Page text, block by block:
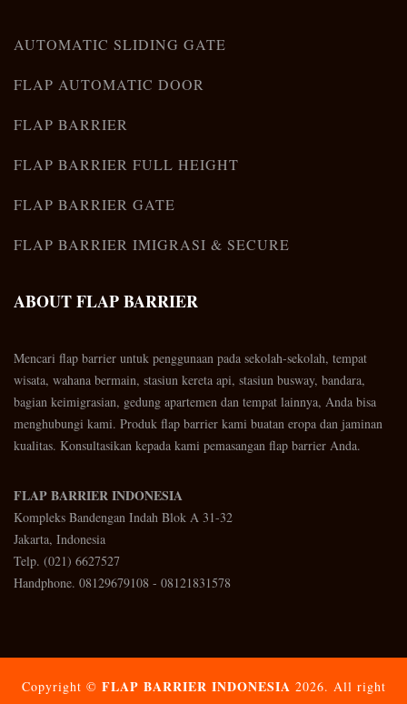
AUTOMATIC SLIDING GATE
FLAP AUTOMATIC DOOR
FLAP BARRIER
FLAP BARRIER FULL HEIGHT
FLAP BARRIER GATE
FLAP BARRIER IMIGRASI & SECURE
ABOUT FLAP BARRIER
Mencari flap barrier untuk penggunaan pada sekolah-sekolah, tempat
wisata, wahana bermain, stasiun kereta api, stasiun busway, bandara,
bagian keimigrasian, gedung apartemen dan tempat lainnya, Anda bisa
menghubungi kami. Produk flap barrier kami buatan eropa dan jaminan
kualitas. Konsultasikan kepada kami pemasangan flap barrier Anda.
FLAP BARRIER INDONESIA
Kompleks Bandengan Indah Blok A 31-32
Jakarta, Indonesia
Telp. (021) 6627527
Handphone. 08129679108 - 08121831578
Copyright © FLAP BARRIER INDONESIA 2026. All right